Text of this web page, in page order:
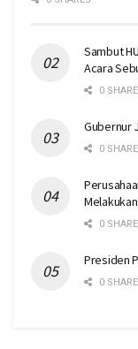
Sambut
Acara
0
Gubernur
0
0
Presiden
0